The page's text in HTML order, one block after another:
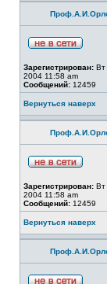
Зарегистрирован: Вт
2004 11:58 am
Сообщений: 12459
Вернуться наверх
Зарегистрирован: Вт
2004 11:58 am
Сообщений: 12459
Вернуться наверх